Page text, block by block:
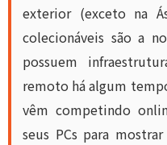
exterior (exceto na
colecionáveis ​​são a
possuem
remoto há algum
vêm competindo
seus PCs para